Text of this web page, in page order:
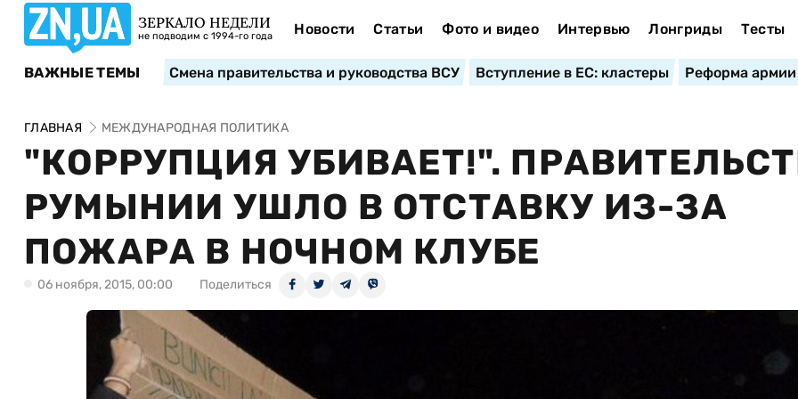
ЗЕРКАЛО НЕДЕЛИ
не подводим с 1994-го года Новости Статьи Фото и видео Интервью Лонгриды Тесты
ВАЖНЫЕ ТЕМЫ Смена правительства и руководства ВСУ Вступление в ЕС: кластеры Реформа армии
ГЛАВНАЯ МЕЖДУНАРОДНАЯ ПОЛИТИКА
"КОРРУПЦИЯ УБИВАЕТ!".
РУМЫНИИ УШЛО В ОТСТАВКУ ИЗ-ЗА
ПОЖАРА В НОЧНОМ КЛУБЕ
06 ноября, 2015, 00:00 Поделиться